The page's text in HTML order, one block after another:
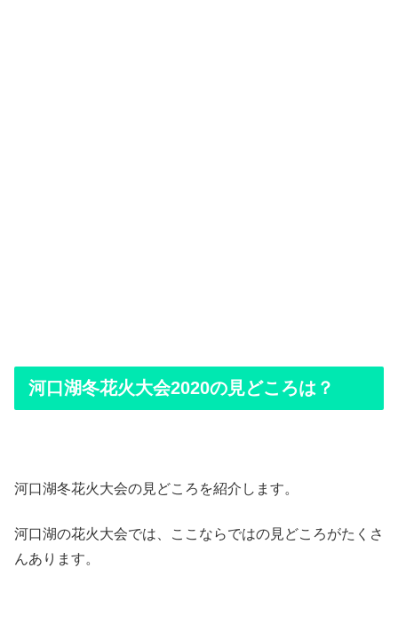
河口湖冬花火大会2020の見どころは？
河口湖冬花火大会の見どころを紹介します。
河口湖の花火大会では、ここならではの見どころがたくさ
んあります。